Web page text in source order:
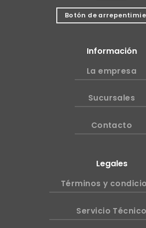
Botón de
Información
La empresa
Sucursales
Contacto
Legales
Términos y
Servicio Técnico